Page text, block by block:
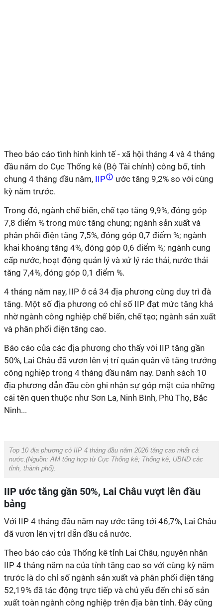
Theo báo cáo tình hình kinh tế - xã hội tháng 4 và 4 tháng
đầu năm do Cục Thống kê (Bộ Tài chính) công bố, tính
chung 4 tháng đầu năm, IIP
ước tăng 9,2% so với cùng
kỳ năm trước.
Trong đó, ngành chế biến, chế tạo tăng 9,9%, đóng góp
7,8 điểm % trong mức tăng chung; ngành sản xuất và
phân phối điện tăng 7,5%, đóng góp 0,7 điểm %; ngành
khai khoáng tăng 4%, đóng góp 0,6 điểm %; ngành cung
cấp nước, hoạt động quản lý và xử lý rác thải, nước thải
tăng 7,4%, đóng góp 0,1 điểm %.
4 tháng năm nay, IIP ở cả 34 địa phương cùng duy trì đà
tăng. Một số địa phương có chỉ số IIP đạt mức tăng khá
nhờ ngành công nghiệp chế biến, chế tạo; ngành sản xuất
và phân phối điện tăng cao.
Báo cáo của các địa phương cho thấy với IIP tăng gần
50%, Lai Châu đã vươn lên vị trí quán quân về tăng trưởng
công nghiệp trong 4 tháng đầu năm nay. Danh sách 10
địa phương dẫn đầu còn ghi nhận sự góp mặt của những
cái tên quen thuộc như Sơn La, Ninh Bình, Phú Thọ, Bắc
Ninh...
Top 10 địa phương có IIP 4 tháng đầu năm 2026 tăng cao nhất cả
nước.(Nguồn:AM tổng hợp từ Cục Thống kê; Thống kê, UBND các
tỉnh, thành phố).
IIP ước tăng gần 50%, Lai Châu vượt lên đầu
bảng
Với IIP 4 tháng đầu năm nay ước tăng tới 46,7%, Lai Châu
đã vươn lên vị trí dẫn đầu cả nước.
Theo báo cáo của Thống kê tỉnh Lai Châu, nguyên nhân
IIP 4 tháng năm na của tỉnh tăng cao so với cùng kỳ năm
trước là do chỉ số ngành sản xuất và phân phối điện tăng
52,19% đã tác động trực tiếp và chủ yếu đến chỉ số sản
xuất toàn ngành công nghiệp trên địa bàn tỉnh. Đây cũng